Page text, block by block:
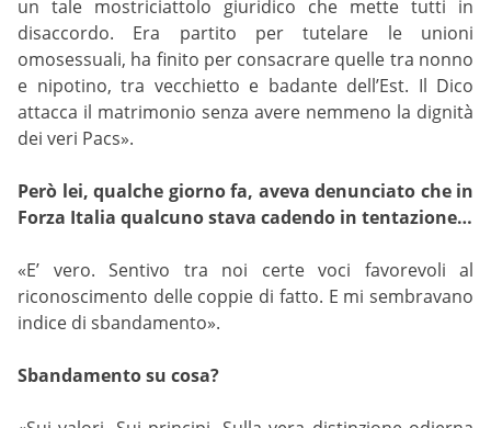
un tale mostriciattolo giuridico che mette tutti in
disaccordo. Era partito per tutelare le unioni
omosessuali, ha finito per consacrare quelle tra nonno
e nipotino, tra vecchietto e badante dell’Est. Il Dico
attacca il matrimonio senza avere nemmeno la dignità
dei veri Pacs».
Però lei, qualche giorno fa, aveva denunciato che in
Forza Italia qualcuno stava cadendo in tentazione…
«E’ vero. Sentivo tra noi certe voci favorevoli al
riconoscimento delle coppie di fatto. E mi sembravano
indice di sbandamento».
Sbandamento su cosa?